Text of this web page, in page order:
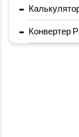
-
- Конвертер